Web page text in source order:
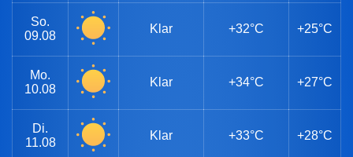
So.
09.08
Klar +32°C +25°C
Mo.
10.08
Klar +34°C +27°C
Di.
11.08
Klar +33°C +28°C